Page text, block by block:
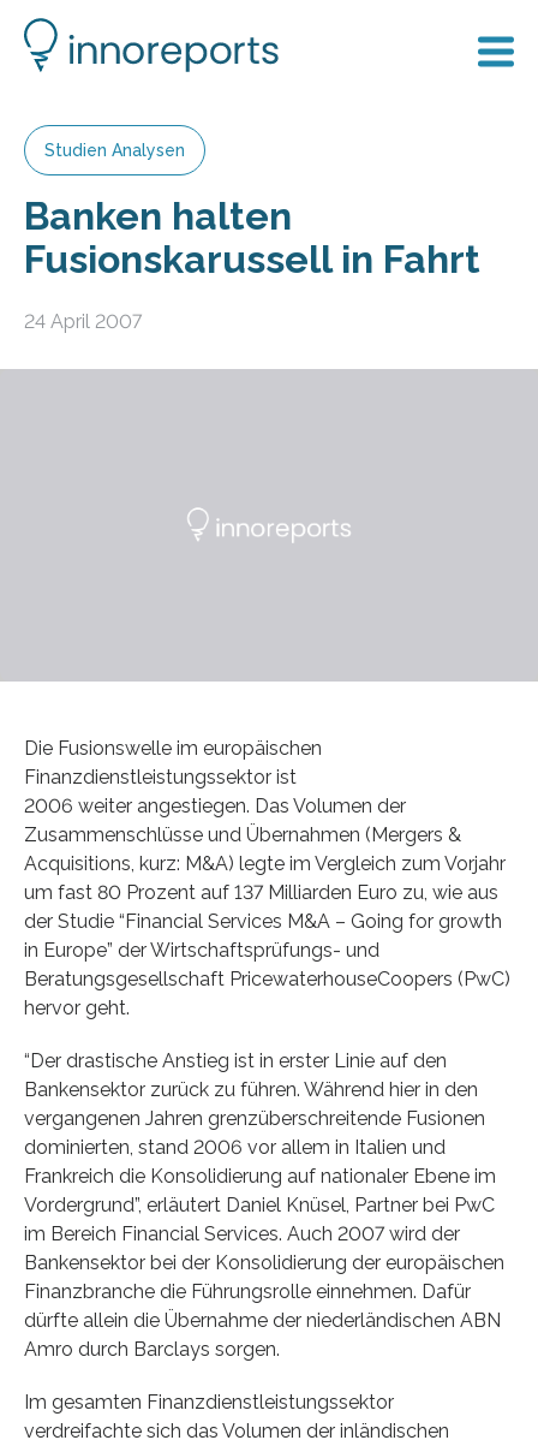
Studien Analysen
Banken halten
Fusionskarussell in Fahrt
24 April 2007
Die Fusionswelle im europäischen
Finanzdienstleistungssektor ist
2006 weiter angestiegen. Das Volumen der
Zusammenschlüsse und Übernahmen (Mergers &
Acquisitions, kurz: M&A) legte im Vergleich zum Vorjahr
um fast 80 Prozent auf 137 Milliarden Euro zu, wie aus
der Studie “Financial Services M&A – Going for growth
in Europe” der Wirtschaftsprüfungs- und
Beratungsgesellschaft PricewaterhouseCoopers (PwC)
hervor geht.
“Der drastische Anstieg ist in erster Linie auf den
Bankensektor zurück zu führen. Während hier in den
vergangenen Jahren grenzüberschreitende Fusionen
dominierten, stand 2006 vor allem in Italien und
Frankreich die Konsolidierung auf nationaler Ebene im
Vordergrund”, erläutert Daniel Knüsel, Partner bei PwC
im Bereich Financial Services. Auch 2007 wird der
Bankensektor bei der Konsolidierung der europäischen
Finanzbranche die Führungsrolle einnehmen. Dafür
dürfte allein die Übernahme der niederländischen ABN
Amro durch Barclays sorgen.
Im gesamten Finanzdienstleistungssektor
verdreifachte sich das Volumen der inländischen